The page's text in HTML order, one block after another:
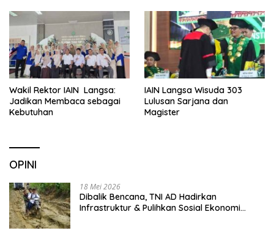
Wakil Rektor IAIN Langsa:
Jadikan Membaca sebagai
Kebutuhan
IAIN Langsa Wisuda 303
Lulusan Sarjana dan
Magister
OPINI
18 Mei 2026
Dibalik Bencana, TNI AD Hadirkan
Infrastruktur & Pulihkan Sosial Ekonomi